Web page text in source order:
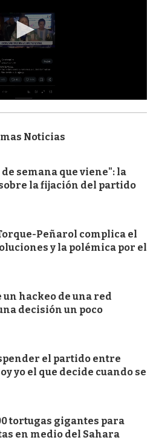
Noticias
semana que viene": la
la fijación del partido
Peñarol complica el
y la polémica por el
un hackeo de una red
decisión un poco
el partido entre
yo el que decide cuando se
tortugas gigantes para
en medio del Sahara